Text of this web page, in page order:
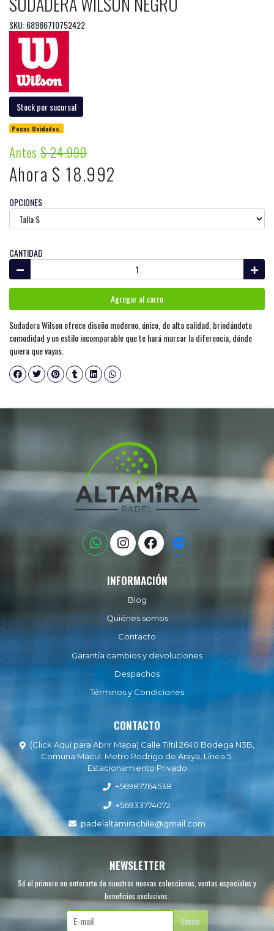
SKU: 68986710752422
Stock por sucursal
Pocas Unidades.
Antes$ 24.990
Ahora $ 18.992
OPCIONES
CANTIDAD
Agregar al carro
Sudadera Wilson ofrece diseño moderno, único, de alta calidad, brindándote
comodidad y un estilo incomparable que te hará marcar la diferencia, dónde
quiera que vayas.
INFORMACIÓN
Blog
Quiénes somos
Contacto
Garantía cambios y devoluciones
Despachos
Términos y Condiciones
CONTACTO
(Click Aquí para Abrir Mapa) Calle Tiltil 2640 Bodega N3B,
Comuna Macul. Metro Rodrigo de Araya, Línea 5.
Estacionamiento Privado
+56987764538
+56933774072
padelaltamirachile@gmail.com
NEWSLETTER
Sé el primero en enterarte de nuestras nuevas colecciones, ventas especiales y
beneficios exclusivos.
Enviar